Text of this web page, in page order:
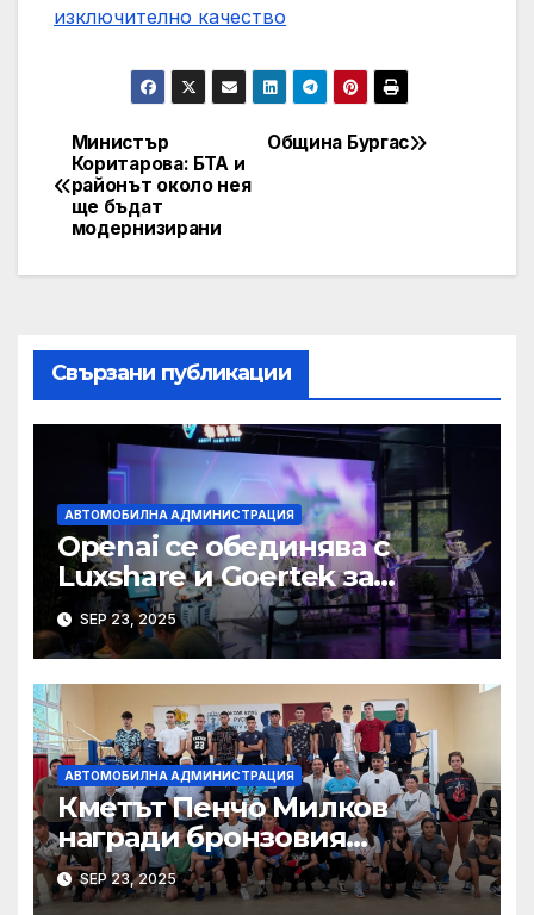
изключително качество
Post
navigation
Община Бургас
Министър
Коритарова: БТА и
районът около нея
ще бъдат
модернизирани
Свързани публикации
АВТОМОБИЛНА АДМИНИСТРАЦИЯ
Openai се обединява с
Luxshare и Goertek за
разработване на ново AI
устройство · Technode
SEP 23, 2025
АВТОМОБИЛНА АДМИНИСТРАЦИЯ
Кметът Пенчо Милков
награди бронзовия
медалист от Световното по
бокс Радослав Росенов
SEP 23, 2025